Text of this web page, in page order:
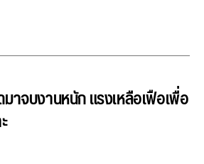
มาจบงานหนัก แรงเหลือเฟือเพื่อ